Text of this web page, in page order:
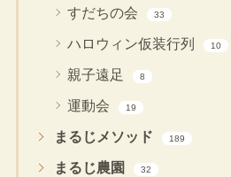
すだちの会 33
ハロウィン仮装行列 10
親子遠足 8
運動会 19
まるじメソッド 189
まるじ農園 32